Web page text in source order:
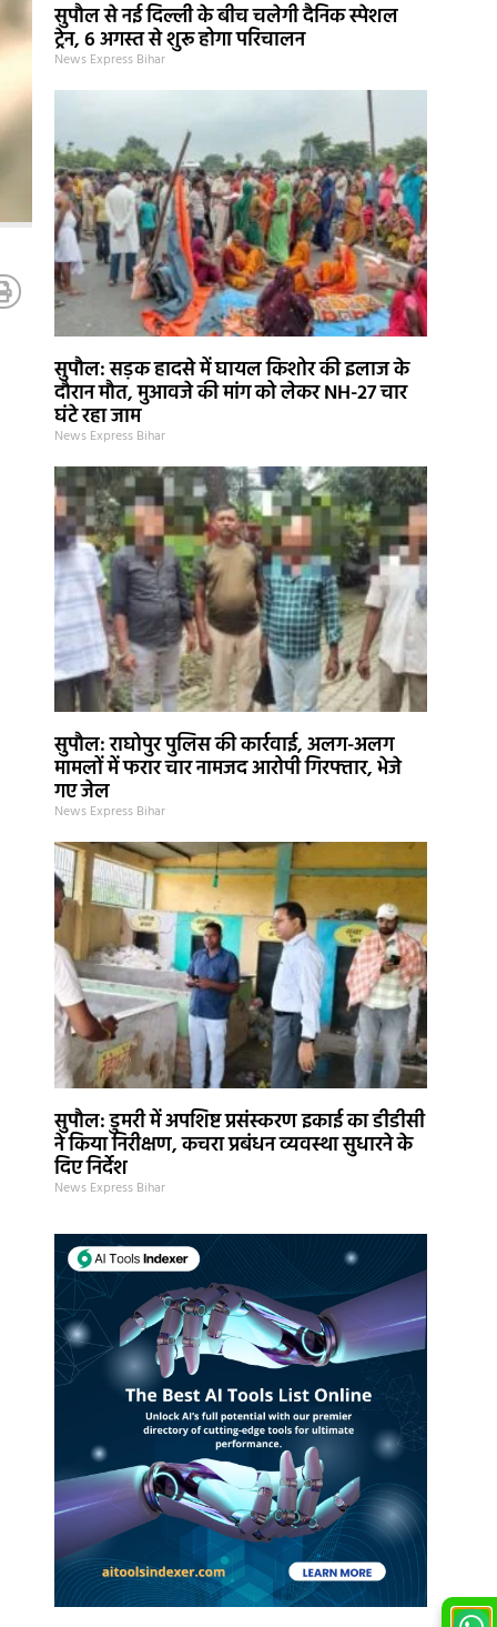
सुपौल से नई दिल्ली के बीच चलेगी दैनिक स्पेशल
ट्रेन, 6 अगस्त से शुरू होगा परिचालन
News Express Bihar
सुपौल: सड़क हादसे में घायल किशोर की इलाज के
दौरान मौत, मुआवजे की मांग को लेकर NH-27 चार
घंटे रहा जाम
News Express Bihar
सुपौल: राघोपुर पुलिस की कार्रवाई, अलग-अलग
मामलों में फरार चार नामजद आरोपी गिरफ्तार, भेजे
गए जेल
News Express Bihar
सुपौल: डुमरी में अपशिष्ट प्रसंस्करण इकाई का डीडीसी
ने किया निरीक्षण, कचरा प्रबंधन व्यवस्था सुधारने के
दिए निर्देश
News Express Bihar